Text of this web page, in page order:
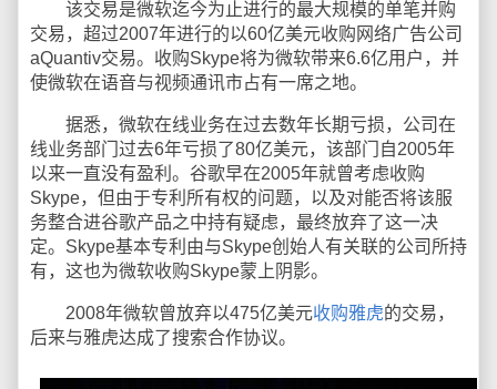
该交易是微软迄今为止进行的最大规模的单笔并购
交易，超过2007年进行的以60亿美元收购网络广告公司
aQuantiv交易。收购Skype将为微软带来6.6亿用户，并
使微软在语音与视频通讯市占有一席之地。
据悉，微软在线业务在过去数年长期亏损，公司在
线业务部门过去6年亏损了80亿美元，该部门自2005年
以来一直没有盈利。谷歌早在2005年就曾考虑收购
Skype，但由于专利所有权的问题，以及对能否将该服
务整合进谷歌产品之中持有疑虑，最终放弃了这一决
定。Skype基本专利由与Skype创始人有关联的公司所持
有，这也为微软收购Skype蒙上阴影。
2008年微软曾放弃以475亿美元收购雅虎的交易，
后来与雅虎达成了搜索合作协议。